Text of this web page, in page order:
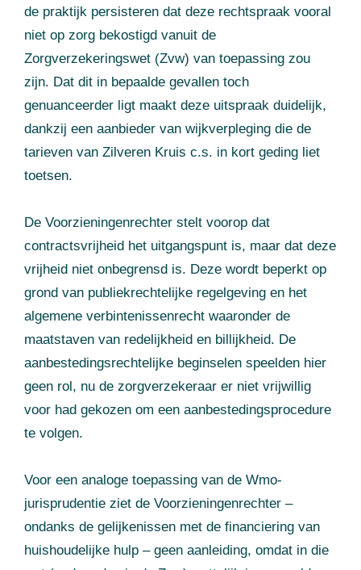
de praktijk persisteren dat deze rechtspraak vooral
niet op zorg bekostigd vanuit de
Zorgverzekeringswet (Zvw) van toepassing zou
zijn. Dat dit in bepaalde gevallen toch
genuanceerder ligt maakt deze uitspraak duidelijk,
dankzij een aanbieder van wijkverpleging die de
tarieven van Zilveren Kruis c.s. in kort geding liet
toetsen.
De Voorzieningenrechter stelt voorop dat
contractsvrijheid het uitgangspunt is, maar dat deze
vrijheid niet onbegrensd is. Deze wordt beperkt op
grond van publiekrechtelijke regelgeving en het
algemene verbintenissenrecht waaronder de
maatstaven van redelijkheid en billijkheid. De
aanbestedingsrechtelijke beginselen speelden hier
geen rol, nu de zorgverzekeraar er niet vrijwillig
voor had gekozen om een aanbestedingsprocedure
te volgen.
Voor een analoge toepassing van de Wmo-
jurisprudentie ziet de Voorzieningenrechter –
ondanks de gelijkenissen met de financiering van
huishoudelijke hulp – geen aanleiding, omdat in die